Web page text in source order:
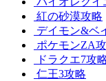
紅の砂漠攻略
デイモン&ベ
ポケモンZA
ドラクエ7攻
仁王3攻略